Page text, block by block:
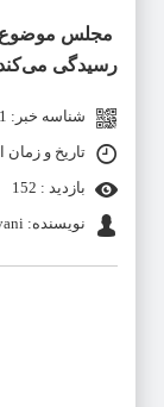
مجلس موضوع
رسیدگی
شناسه خبر: 3411
تاریخ و زمان ارسال: 29 شهریور
بازدید : 152
نویسنده: rezvani